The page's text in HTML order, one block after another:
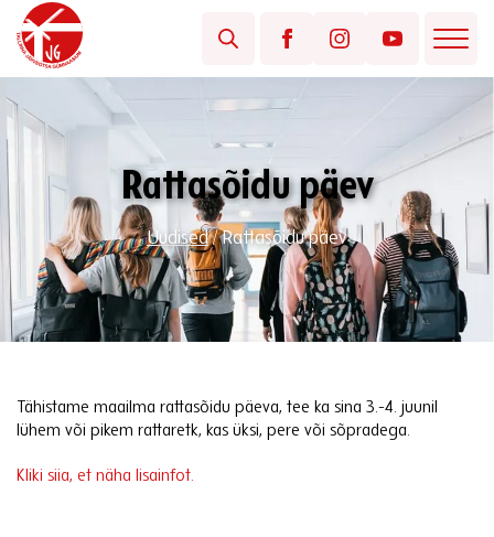
Rattasõidu päev
Uudised/Rattasõidu päev
Tähistame maailma rattasõidu päeva, tee ka sina 3.-4. juunil
lühem või pikem rattaretk, kas üksi, pere või sõpradega.
Kliki siia, et näha lisainfot.